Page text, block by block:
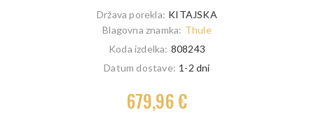
Država porekla: KITAJSKA
Blagovna znamka: Thule
Koda izdelka: 808243
Datum dostave: 1-2 dni
679,96 €